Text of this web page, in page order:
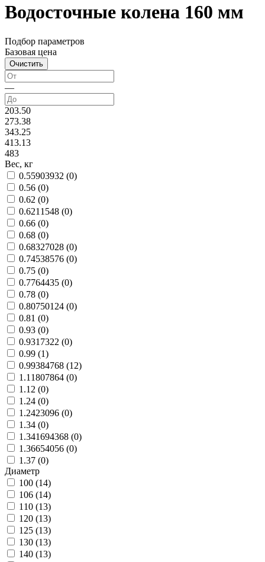
Водосточные колена 160 мм
Подбор параметров
Базовая цена
—
203.50
273.38
343.25
413.13
483
Вес, кг
0.55903932 (0)
0.56 (0)
0.62 (0)
0.6211548 (0)
0.66 (0)
0.68 (0)
0.68327028 (0)
0.74538576 (0)
0.75 (0)
0.7764435 (0)
0.78 (0)
0.80750124 (0)
0.81 (0)
0.93 (0)
0.9317322 (0)
0.99 (1)
0.99384768 (12)
1.11807864 (0)
1.12 (0)
1.24 (0)
1.2423096 (0)
1.34 (0)
1.341694368 (0)
1.36654056 (0)
1.37 (0)
Диаметр
100 (14)
106 (14)
110 (13)
120 (13)
125 (13)
130 (13)
140 (13)